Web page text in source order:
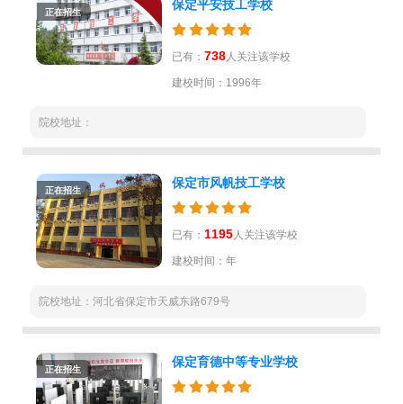
正在招生
保定平安技工学校
已有： 738人关注该学校
建校时间：1996年
院校地址：
正在招生
保定市风帆技工学校
已有： 1195人关注该学校
建校时间：年
院校地址：河北省保定市天威东路679号
正在招生
保定育德中等专业学校